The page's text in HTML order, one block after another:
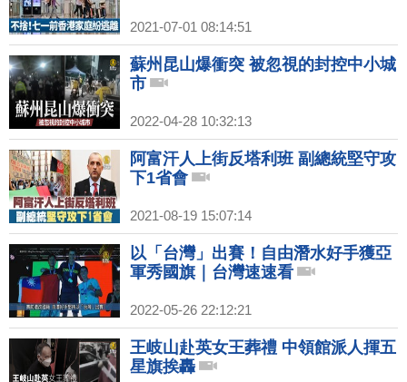
2021-07-01 08:14:51
蘇州昆山爆衝突 被忽視的封控中小城
市
2022-04-28 10:32:13
阿富汗人上街反塔利班 副總統堅守攻
下1省會
2021-08-19 15:07:14
以「台灣」出賽！自由潛水好手獲亞
軍秀國旗｜台灣速速看
2022-05-26 22:12:21
王岐山赴英女王葬禮 中領館派人揮五
星旗挨轟